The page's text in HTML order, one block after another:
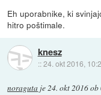
Eh uporabnike, ki
hitro poštimale.
knesz
::24. okt 2016,
noraguta je24. okt 2016